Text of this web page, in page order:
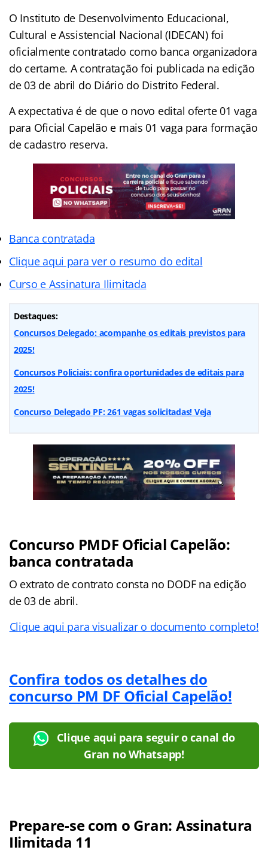
O Instituto de Desenvolvimento Educacional,
Cultural e Assistencial Nacional (IDECAN) foi
oficialmente contratado como banca organizadora
do certame. A contratação foi publicada na edição
de 03 de abril do Diário do Distrito Federal.
A expectativa é de que o novo edital oferte 01 vaga
para Oficial Capelão e mais 01 vaga para formação
de cadastro reserva.
Banca contratada
Clique aqui para ver o resumo do edital
Curso e Assinatura Ilimitada
Destaques:
Concursos Delegado: acompanhe os editais previstos para
2025!
Concursos Policiais: confira oportunidades de editais para
2025!
Concurso Delegado PF: 261 vagas solicitadas! Veja
Concurso PMDF Oficial Capelão:
banca contratada
O extrato de contrato consta no DODF na edição
de 03 de abril.
Clique aqui para visualizar o documento completo!
Confira todos os detalhes do
concurso PM DF Oficial Capelão!
Clique aqui para seguir o canal do
Gran no Whatsapp!
Prepare-se com o Gran: Assinatura
Ilimitada 11